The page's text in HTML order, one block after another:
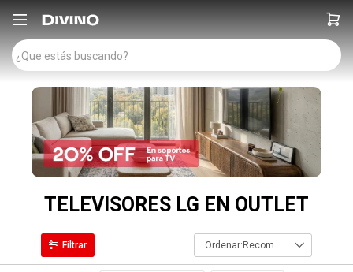

TELEVISORES LG EN OUTLET
Recomendados